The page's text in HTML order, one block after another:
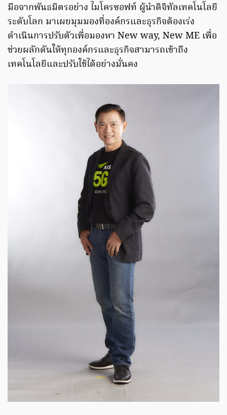
มือจากพันธมิตรอย่าง ไมโครซอฟท์ ผู้นำดิจิทัลเทคโนโลยี
ระดับโลก มาเผยมุมมองที่องค์กรและธุรกิจต้องเร่ง
ดำเนินการปรับตัวเพื่อมองหา New way, New ME เพื่อ
ช่วยผลักดันให้ทุกองค์กรและธุรกิจสามารถเข้าถึง
เทคโนโลยีและปรับใช้ได้อย่างมั่นคง